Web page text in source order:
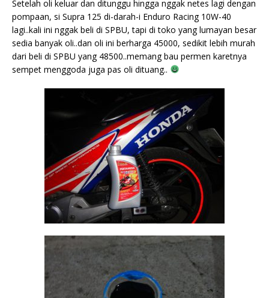
Setelah oli keluar dan ditunggu hingga nggak netes lagi dengan
pompaan, si Supra 125 di-darah-i Enduro Racing 10W-40
lagi..kali ini nggak beli di SPBU, tapi di toko yang lumayan besar
sedia banyak oli..dan oli ini berharga 45000, sedikit lebih murah
dari beli di SPBU yang 48500..memang bau permen karetnya
sempet menggoda juga pas oli dituang..